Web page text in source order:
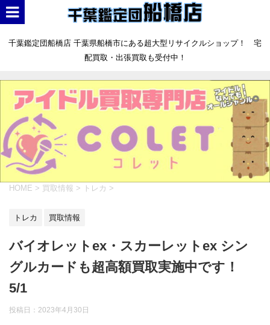
千葉鑑定団船橋店 千葉県船橋市にある超大型リサイクルショップ！ 宅
配買取・出張買取も受付中！
HOME > 買取情報 > トレカ >
トレカ 買取情報
バイオレットex・スカーレットex シン
グルカードも超高額買取実施中です！
5/1
投稿日： 2023年4月30日